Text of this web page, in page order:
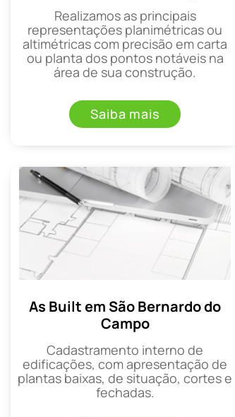
Realizamos as principais
representações planimétricas ou
altimétricas com precisão em carta
ou planta dos pontos notáveis na
área de sua construção.
Saiba mais
As Built em São Bernardo do
Campo
Cadastramento interno de
edificações, com apresentação de
plantas baixas, de situação, cortes e
fechadas.